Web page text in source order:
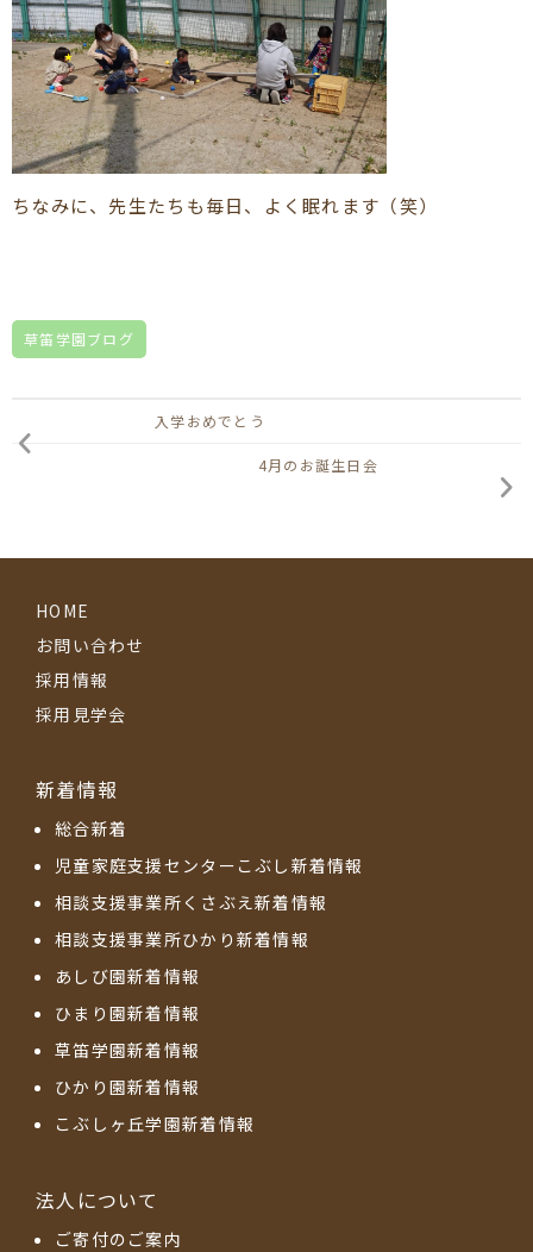
ちなみに、先生たちも毎日、よく眠れます（笑）
草笛学園ブログ
入学おめでとう
4月のお誕生日会
HOME
お問い合わせ
採用情報
採用見学会
新着情報
総合新着
児童家庭支援センターこぶし新着情報
相談支援事業所くさぶえ新着情報
相談支援事業所ひかり新着情報
あしび園新着情報
ひまり園新着情報
草笛学園新着情報
ひかり園新着情報
こぶしヶ丘学園新着情報
法人について
ご寄付のご案内